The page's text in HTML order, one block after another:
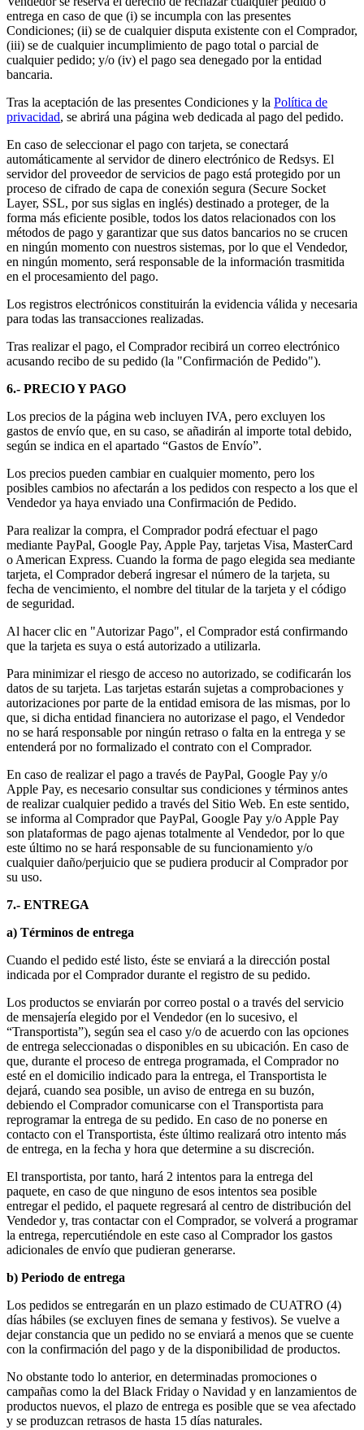
entrega en caso de que (i) se incumpla con las presentes
Condiciones; (ii) se de cualquier disputa existente con el Comprador,
(iii) se de cualquier incumplimiento de pago total o parcial de
cualquier pedido; y/o (iv) el pago sea denegado por la entidad
bancaria.
Tras la aceptación de las presentes Condiciones y la Política de
privacidad, se abrirá una página web dedicada al pago del pedido.
En caso de seleccionar el pago con tarjeta, se conectará
automáticamente al servidor de dinero electrónico de Redsys. El
servidor del proveedor de servicios de pago está protegido por un
proceso de cifrado de capa de conexión segura (Secure Socket
Layer, SSL, por sus siglas en inglés) destinado a proteger, de la
forma más eficiente posible, todos los datos relacionados con los
métodos de pago y garantizar que sus datos bancarios no se crucen
en ningún momento con nuestros sistemas, por lo que el Vendedor,
en ningún momento, será responsable de la información trasmitida
en el procesamiento del pago.
Los registros electrónicos constituirán la evidencia válida y necesaria
para todas las transacciones realizadas.
Tras realizar el pago, el Comprador recibirá un correo electrónico
acusando recibo de su pedido (la "Confirmación de Pedido").
6.- PRECIO Y PAGO
Los precios de la página web incluyen IVA, pero excluyen los
gastos de envío que, en su caso, se añadirán al importe total debido,
según se indica en el apartado “Gastos de Envío”.
Los precios pueden cambiar en cualquier momento, pero los
posibles cambios no afectarán a los pedidos con respecto a los que el
Vendedor ya haya enviado una Confirmación de Pedido.
Para realizar la compra, el Comprador podrá efectuar el pago
mediante PayPal, Google Pay, Apple Pay, tarjetas Visa, MasterCard
o American Express. Cuando la forma de pago elegida sea mediante
tarjeta, el Comprador deberá ingresar el número de la tarjeta, su
fecha de vencimiento, el nombre del titular de la tarjeta y el código
de seguridad.
Al hacer clic en "Autorizar Pago", el Comprador está confirmando
que la tarjeta es suya o está autorizado a utilizarla.
Para minimizar el riesgo de acceso no autorizado, se codificarán los
datos de su tarjeta. Las tarjetas estarán sujetas a comprobaciones y
autorizaciones por parte de la entidad emisora de las mismas, por lo
que, si dicha entidad financiera no autorizase el pago, el Vendedor
no se hará responsable por ningún retraso o falta en la entrega y se
entenderá por no formalizado el contrato con el Comprador.
En caso de realizar el pago a través de PayPal, Google Pay y/o
Apple Pay, es necesario consultar sus condiciones y términos antes
de realizar cualquier pedido a través del Sitio Web. En este sentido,
se informa al Comprador que PayPal, Google Pay y/o Apple Pay
son plataformas de pago ajenas totalmente al Vendedor, por lo que
este último no se hará responsable de su funcionamiento y/o
cualquier daño/perjuicio que se pudiera producir al Comprador por
su uso.
7.- ENTREGA
a) Términos de entrega
Cuando el pedido esté listo, éste se enviará a la dirección postal
indicada por el Comprador durante el registro de su pedido.
Los productos se enviarán por correo postal o a través del servicio
de mensajería elegido por el Vendedor (en lo sucesivo, el
“Transportista”), según sea el caso y/o de acuerdo con las opciones
de entrega seleccionadas o disponibles en su ubicación. En caso de
que, durante el proceso de entrega programada, el Comprador no
esté en el domicilio indicado para la entrega, el Transportista le
dejará, cuando sea posible, un aviso de entrega en su buzón,
debiendo el Comprador comunicarse con el Transportista para
reprogramar la entrega de su pedido. En caso de no ponerse en
contacto con el Transportista, éste último realizará otro intento más
de entrega, en la fecha y hora que determine a su discreción.
El transportista, por tanto, hará 2 intentos para la entrega del
paquete, en caso de que ninguno de esos intentos sea posible
entregar el pedido, el paquete regresará al centro de distribución del
Vendedor y, tras contactar con el Comprador, se volverá a programar
la entrega, repercutiéndole en este caso al Comprador los gastos
adicionales de envío que pudieran generarse.
b) Periodo de entrega
Los pedidos se entregarán en un plazo estimado de CUATRO (4)
días hábiles (se excluyen fines de semana y festivos). Se vuelve a
dejar constancia que un pedido no se enviará a menos que se cuente
con la confirmación del pago y de la disponibilidad de productos.
No obstante todo lo anterior, en determinadas promociones o
campañas como la del Black Friday o Navidad y en lanzamientos de
productos nuevos, el plazo de entrega es posible que se vea afectado
y se produzcan retrasos de hasta 15 días naturales.